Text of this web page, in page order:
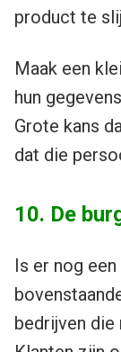
product te
Maak een
hun
Grote kans
dat die
10. De
Is er nog
bedrijven die